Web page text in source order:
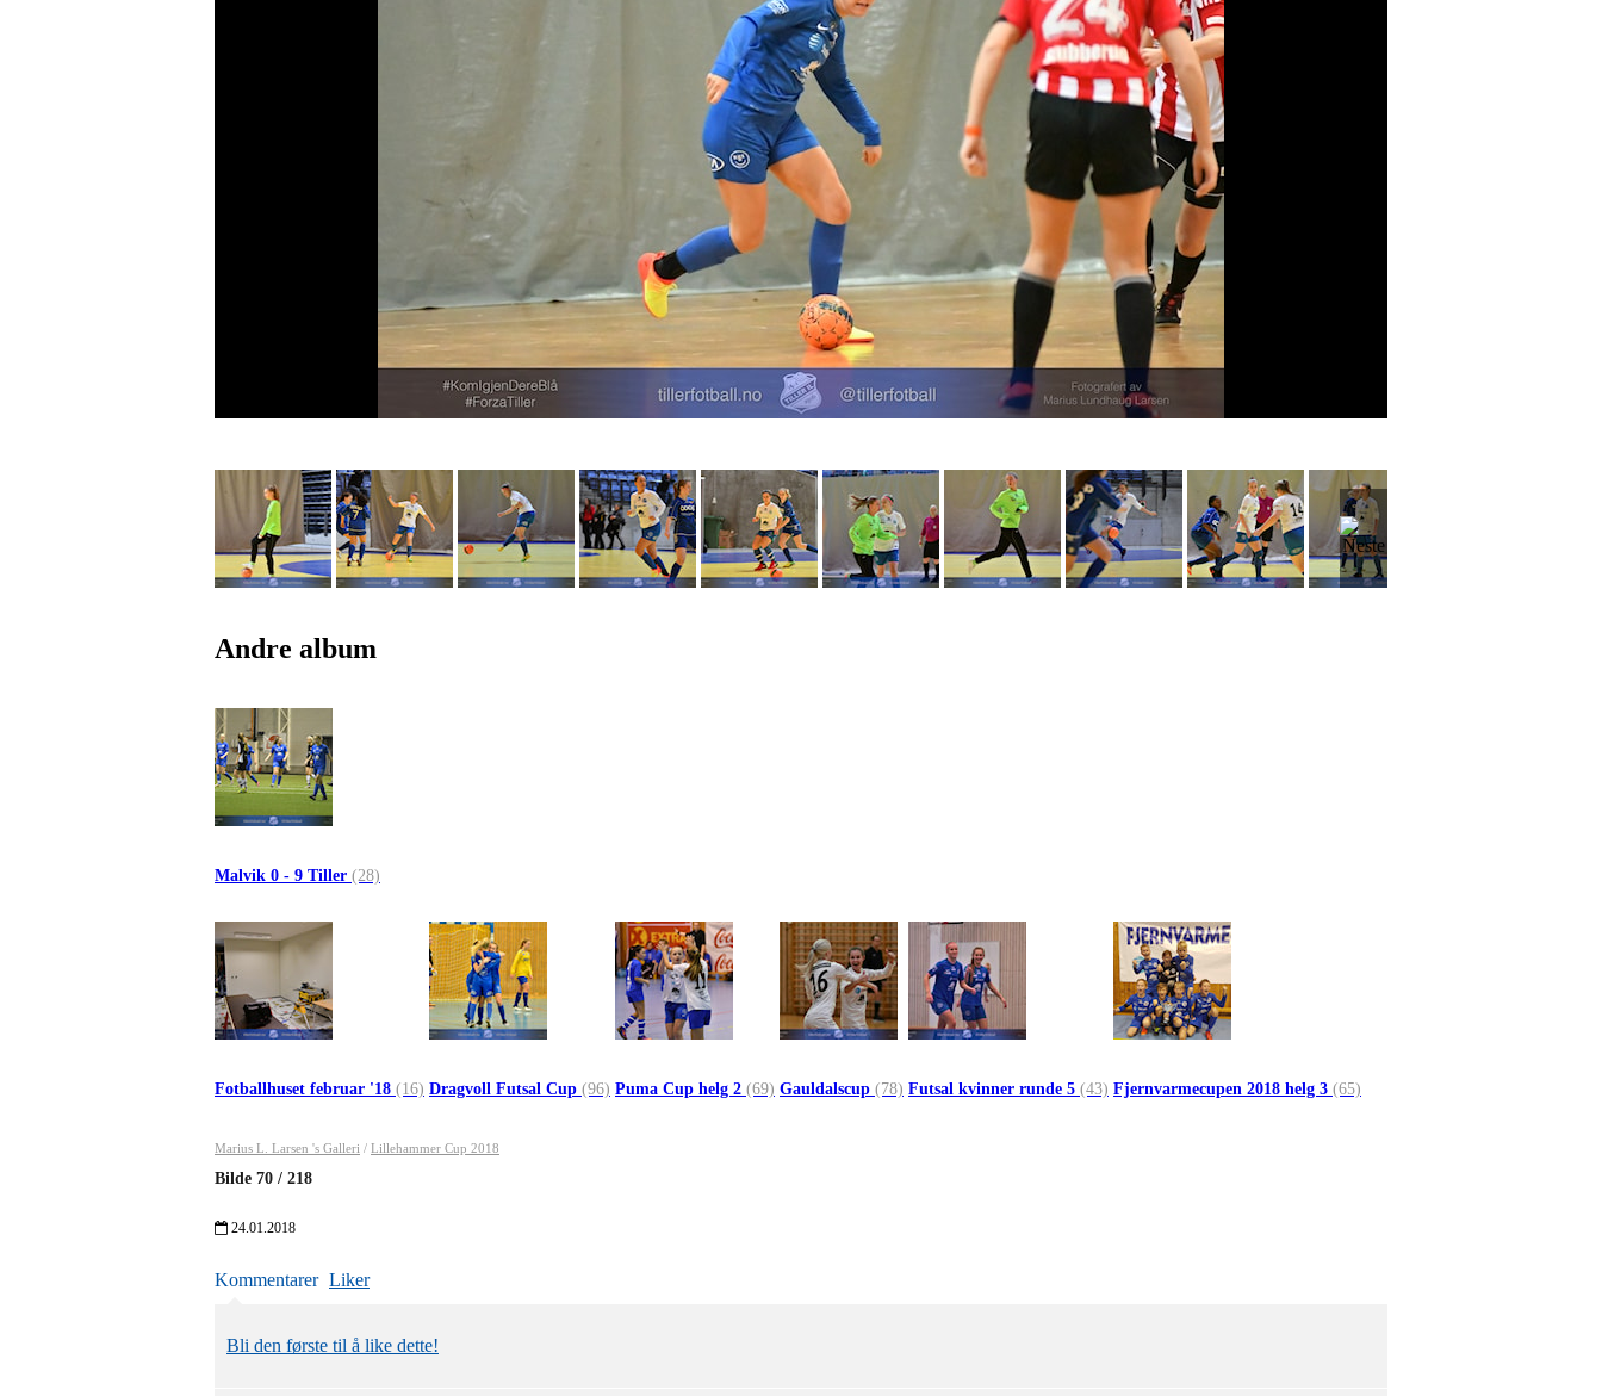
Andre album
Malvik 0 - 9 Tiller (28)
Fotballhuset februar '18 (16) Dragvoll Futsal Cup (96) Puma Cup helg 2 (69) Gauldalscup (78) Futsal kvinner runde 5 (43) Fjernvarmecupen 2018 helg 3 (65)
Marius L. Larsen 's Galleri / Lillehammer Cup 2018
Bilde 70 / 218
24.01.2018
Kommentarer Liker
Bli den første til å like dette!